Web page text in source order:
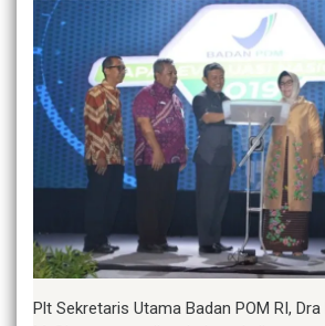
Plt Sekretaris Utama Badan POM RI, Dra